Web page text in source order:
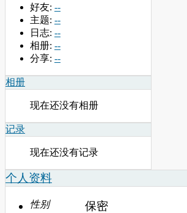
好友: --
主题: --
日志: --
相册: --
分享: --
相册
现在还没有相册
记录
现在还没有记录
个人资料
性别 保密